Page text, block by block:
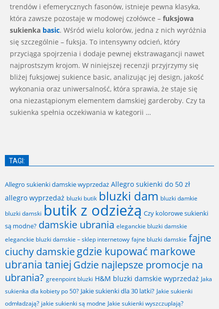
trendów i efemerycznych fasonów, istnieje pewna klasyka,
która zawsze pozostaje w modowej czołówce – fuksjowa
sukienka basic. Wśród wielu kolorów, jedna z nich wyróżnia
się szczególnie – fuksja. To intensywny odcień, który
przyciąga spojrzenia i dodaje pewnej ekstrawagancji nawet
najprostszym krojom. W niniejszej recenzji przyjrzymy się
bliżej fuksjowej sukience basic, analizując jej design, jakość
wykonania oraz uniwersalność, która sprawia, że staje się
ona niezastąpionym elementem damskiej garderoby. Czy ta
sukienka spełnia oczekiwania w kategorii …
TAGI:
Allegro sukienki damskie wyprzedaż Allegro sukienki do 50 zł
allegro wyprzedaż bluzki butik bluzki dam bluzki damkie
bluzki damski butik z odzieżą Czy kolorowe sukienki
są modne? damskie ubrania eleganckie bluzki damskie
eleganckie bluzki damskie – sklep internetowy fajne bluzki damskie fajne
ciuchy damskiegdzie kupować markowe
ubrania taniej Gdzie najlepsze promocje na
ubrania? greenpoint bluzki H&M bluzki damskie wyprzedaż Jaka
sukienka dla kobiety po 50? Jakie sukienki dla 30 latki? Jakie sukienki
odmładzają? jakie sukienki są modne Jakie sukienki wyszczuplają?